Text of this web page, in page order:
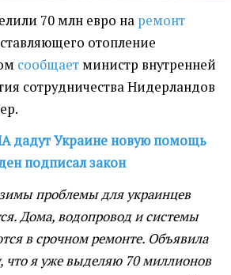
70 млн евро на ремонт
отопление
сообщает министр внутренней
сотрудничества Нидерландов
дадут Украине новую помощь
подписал закон
проблемы для украинцев
Дома, водопровод и системы
в срочном ремонте. Объявила
что я уже выделяю 70 миллионов